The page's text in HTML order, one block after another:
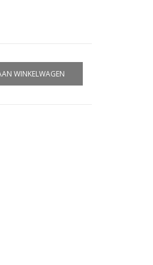
WINKELWAGEN